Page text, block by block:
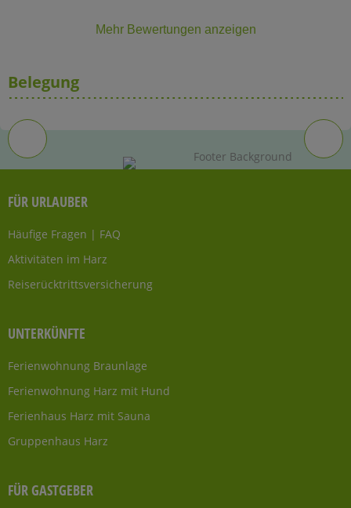
Mehr Bewertungen anzeigen
Belegung
FÜR URLAUBER
Häufige Fragen | FAQ
Aktivitäten im Harz
Reiserücktrittsversicherung
UNTERKÜNFTE
Ferienwohnung Braunlage
Ferienwohnung Harz mit Hund
Ferienhaus Harz mit Sauna
Gruppenhaus Harz
FÜR GASTGEBER